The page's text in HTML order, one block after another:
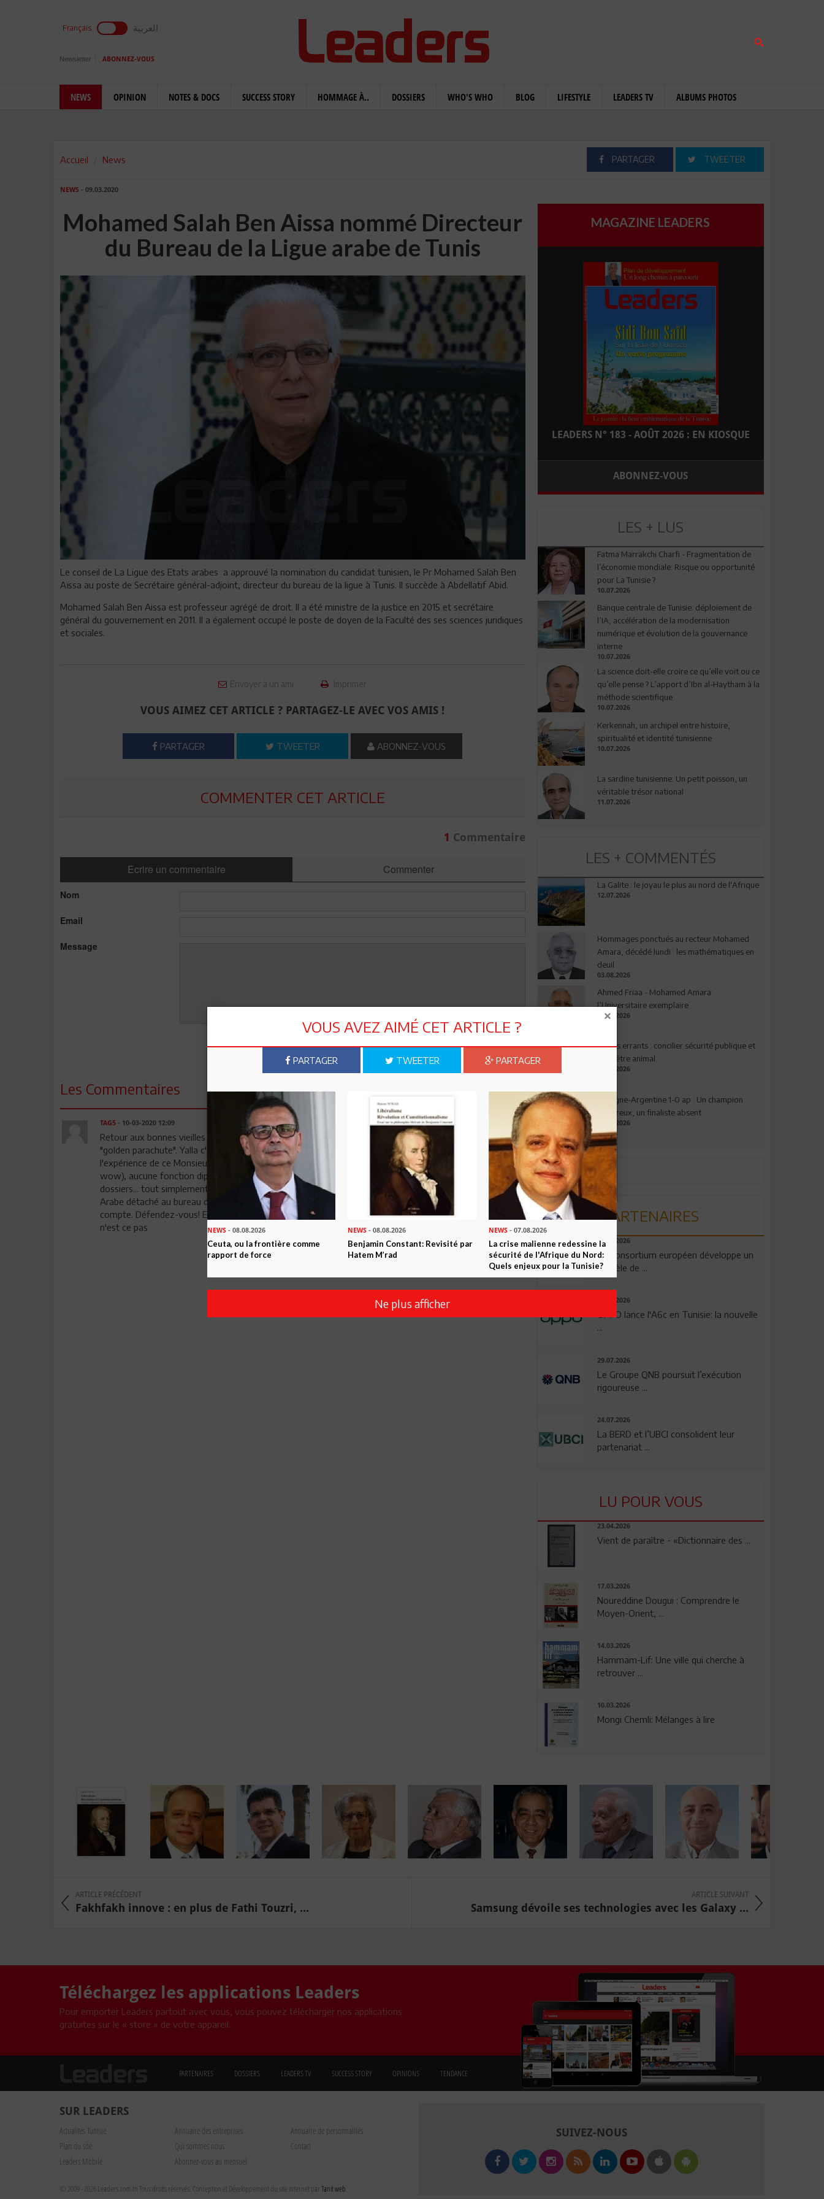
Français العربية
Newsletter ABONNEZ-VOUS
NEWS OPINION NOTES & DOCS SUCCESS STORY HOMMAGE À.. DOSSIERS WHO'S WHO BLOG LIFESTYLE LEADERS TV ALBUMS PHOTOS
Accueil News PARTAGER TWEETER
NEWS - 09.03.2020
Mohamed Salah Ben Aissa nommé Directeur
du Bureau de la Ligue arabe de Tunis
Le conseil de La Ligue des Etats arabes a approuvé la nomination du candidat tunisien, le Pr Mohamed Salah Ben
Aïssa au poste de Secrétaire général-adjoint, directeur du bureau de la ligue à Tunis. Il succède à Abdellatif Abid.
Mohamed Salah Ben Aissa est professeur agrégé de droit. Il a été ministre de la justice en 2015 et secrétaire
général du gouvernement en 2011. Il a également occupé le poste de doyen de la Faculté des ses sciences juridiques
et sociales.
Envoyer à un ami Imprimer
VOUS AIMEZ CET ARTICLE ? PARTAGEZ-LE AVEC VOS AMIS !
PARTAGER TWEETER ABONNEZ-VOUS
COMMENTER CET ARTICLE
1 Commentaire
Ecrire un commentaire Commenter
Nom
Email
Message
Les Commentaires
TAG5- 10-03-2020 12:09
Retour aux bonnes vieilles habitudes: Vive le copinage. Si je suis copain du Président, je peux profiter d'un
"golden parachute". Yalla c'est la porte ouverte, traçons la route vers une nouvelle dictature. Quelle est
l'expérience de ce Monsieur? Niet. Aucune fonction politique (ah si désolé 5 mois en tant que Ministre
wow), aucune fonction diplomatique, aucune connaissance du terrain, aucune connaissance des
dossiers... tout simplement rien. Et celui-ci va représenter la Tunisie en tant que SGA auprès de la Ligue
Arabe détaché au bureau de Tunis. What a joke! Pauvres sont nos vrais diplomates, toujours laissés pour
compte. Défendez-vous! En tout cas Monsieur Ben Aissa profitez de votre belle retraite Vive le copinage
n'est ce pas
MAGAZINE LEADERS
LEADERS N° 183 - AOÛT 2026 : EN KIOSQUE
ABONNEZ-VOUS
LES + LUS
Fatma Marrakchi Charfi - Fragmentation de
l’économie mondiale: Risque ou opportunité
pour La Tunisie ?
10.07.2026
Banque centrale de Tunisie: déploiement de
l’IA, accélération de la modernisation
numérique et évolution de la gouvernance
interne
10.07.2026
La science doit-elle croire ce qu’elle voit ou ce
qu’elle pense ? L’apport d’Ibn al-Haytham à la
méthode scientifique
10.07.2026
Kerkennah, un archipel entre histoire,
spiritualité et identité tunisienne
10.07.2026
La sardine tunisienne: Un petit poisson, un
véritable trésor national
11.07.2026
LES + COMMENTÉS
La Galite : le joyau le plus au nord de l'Afrique
12.07.2026
Hommages ponctués au recteur Mohamed
Amara, décédé lundi : les mathématiques en
deuil
03.08.2026
Ahmed Friaa - Mohamed Amara:
l’Universitaire exemplaire
04.08.2026
Chiens errants : concilier sécurité publique et
bien-être animal
17.07.2026
Espagne-Argentine 1-0 ap : Un champion
valeureux, un finaliste absent
19.07.2026
PARTENAIRES
06.08.2026
Un consortium européen développe un
modèle de ...
04.08.2026
OPPO lance l'A6c en Tunisie: la nouvelle
...
29.07.2026
Le Groupe QNB poursuit l’exécution
rigoureuse ...
24.07.2026
La BERD et l’UBCI consolident leur
partenariat ...
LU POUR VOUS
23.04.2026
Vient de paraître - «Dictionnaire des ...
17.03.2026
Noureddine Dougui : Comprendre le
Moyen-Orient, ...
14.03.2026
Hammam-Lif: Une ville qui cherche à
retrouver ...
10.03.2026
Mongi Chemli: Mélanges à lire
ARTICLE PRÉCÉDENT
Fakhfakh innove : en plus de Fathi Touzri, ...
ARTICLE SUIVANT
Samsung dévoile ses technologies avec les Galaxy ...
Téléchargez les applications Leaders
Pour emporter Leaders partout avec vous, vous pouvez télécharger nos applications
gratuites sur le « store » de votre appareil.
PARTENAIRES DOSSIERS LEADERS TV SUCCESS STORY OPINIONS TENDANCE
SUR LEADERS
Actualités Tunisie Annuaire des entreprises
Annuaire de personnalités
Plan du site
Qui sommes nous
Contact
Leaders Mobile
Abonnez-vous au mensuel
© 2009 - 2026 Leaders.com.tn Tous droits réservés. Conception et Développement du site internet parTanit web
SUIVEZ-NOUS
VOUS AVEZ AIMÉ CET ARTICLE ?
PARTAGER TWEETER PARTAGER
NEWS - 08.08.2026
Ceuta, ou la frontière comme
rapport de force
NEWS - 08.08.2026
Benjamin Constant: Revisité par
Hatem M’rad
NEWS- 07.08.2026
La crise malienne redessine la
sécurité de l'Afrique du Nord:
Quels enjeux pour la Tunisie?
Ne plus afficher